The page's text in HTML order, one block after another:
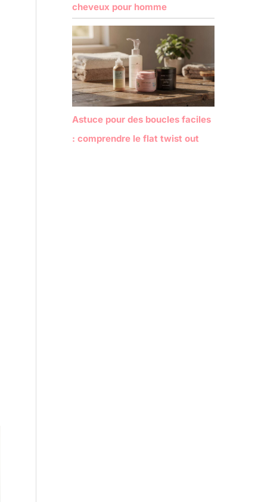
cheveux pour homme
Astuce pour des boucles faciles
: comprendre le flat twist out